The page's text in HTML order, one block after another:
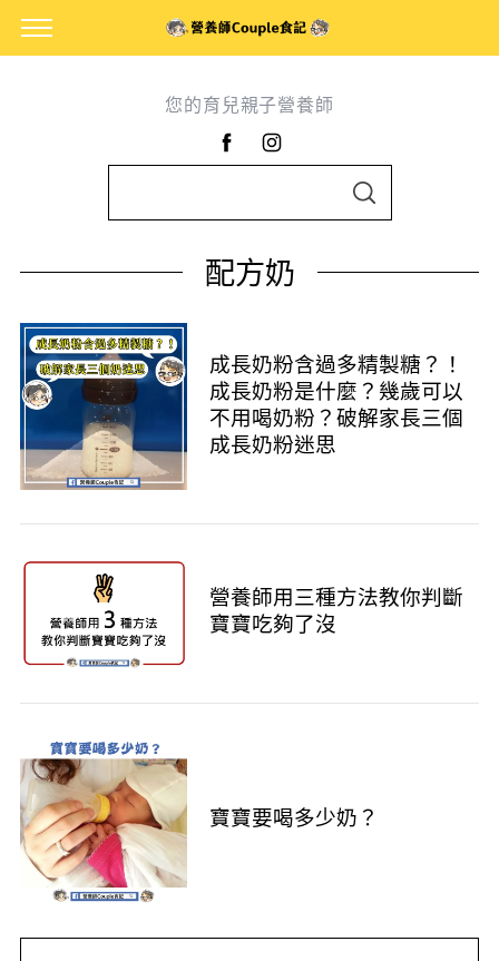
您的育兒親子營養師
r
h
f
o
r
:
S
H
配方奶
成長奶粉含過多精製糖？！
成長奶粉是什麼？幾歲可以
不用喝奶粉？破解家長三個
成長奶粉迷思
營養師用三種方法教你判斷
寶寶吃夠了沒
寶寶要喝多少奶？